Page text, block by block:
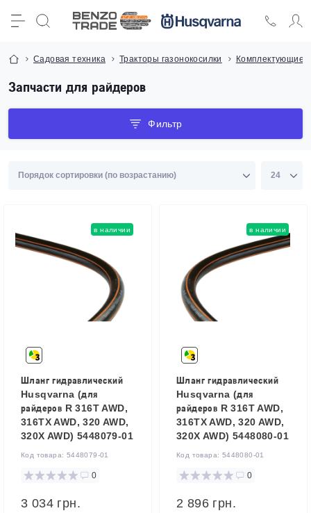
Садовая техника Тракторы газонокосилки Комплектующие
Запчасти для райдеров
Фильтр
в наличии
Шланг гидравлический
Husqvarna (для
райдеров R 316T AWD,
316TX AWD, 320 AWD,
320X AWD) 5448079-01
Код товара: 5448079-01
0
3 034 грн.
в наличии
Шланг гидравлический
Husqvarna (для
райдеров R 316T AWD,
316TX AWD, 320 AWD,
320X AWD) 5448080-01
Код товара: 5448080-01
0
2 896 грн.